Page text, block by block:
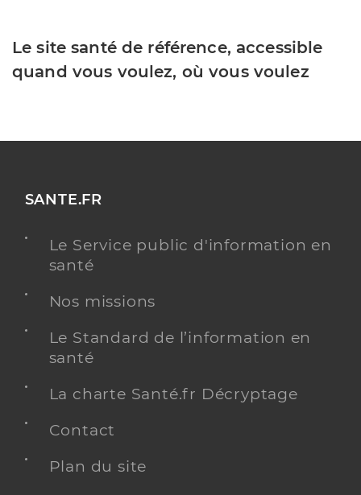
Le site santé de référence, accessible
quand vous voulez, où vous voulez
SANTE.FR
Le Service public d'information en
santé
Nos missions
Le Standard de l’information en
santé
La charte Santé.fr Décryptage
Contact
Plan du site